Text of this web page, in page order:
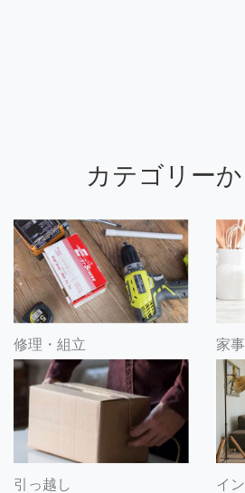
カテゴリー
修理・組立 家事
引っ越し イ